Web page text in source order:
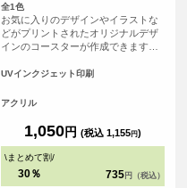
全1色
お気に入りのデザインやイラストな
どがプリントされたオリジナルデザ
インのコースターが作成できます。
きるため、経済的です。形状は四角
ントについて：こちらのアイテムは
が切れてしまう可能性が高いため、
重要なデザイン(文字等)は内側に収
めていただくことをおすすめしてお
UVインクジェット印刷
アクリル
1,050円 (税込 1,155円)
\まとめて割/
30％ 735 円（税込）